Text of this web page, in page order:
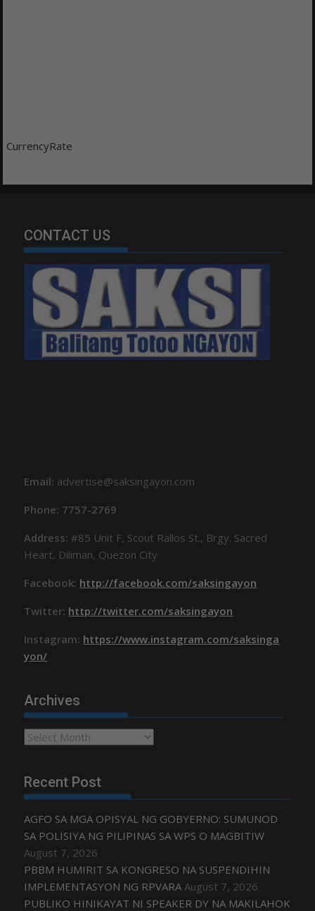
CurrencyRate
CONTACT US
Email: advertise@saksingayon.com
Phone: 7757-2769
Address:#85 Unit F, Scout Rallos St., Brgy. Sacred
Heart, Diliman, Quezon City
Facebook: http://facebook.com/saksingayon
Twitter: http://twitter.com/saksingayon
Instagram: https://www.instagram.com/saksinga
yon/
Archives
Archives
Recent Post
AGFO SA MGA OPISYAL NG GOBYERNO: SUMUNOD
SA POLISIYA NG PILIPINAS SA WPS O MAGBITIW
August 7, 2026
PBBM HUMIRIT SA KONGRESO NA SUSPENDIHIN
IMPLEMENTASYON NG RPVARA August 7, 2026
PUBLIKO HINIKAYAT NI SPEAKER DY NA MAKILAHOK